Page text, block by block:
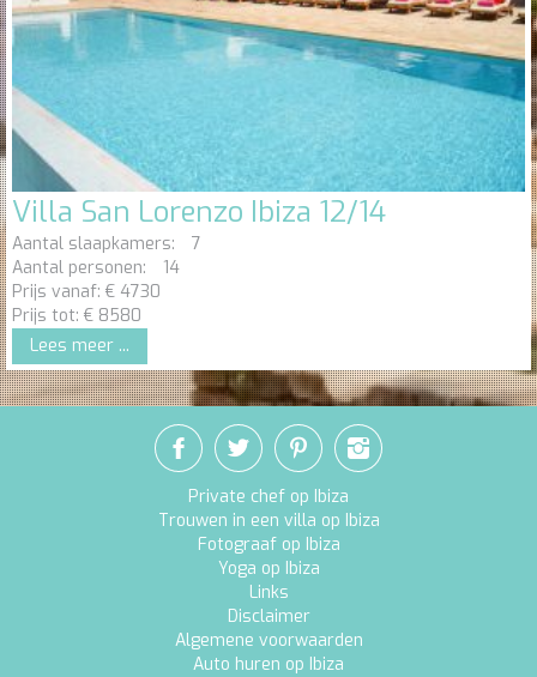
Villa San Lorenzo Ibiza 12/14
Aantal slaapkamers:
7
Aantal personen:
14
Prijs vanaf: € 4730
Prijs tot: € 8580
Lees meer ...
Private chef op Ibiza
Trouwen in een villa op Ibiza
Fotograaf op Ibiza
Yoga op Ibiza
Links
Disclaimer
Algemene voorwaarden
Auto huren op Ibiza